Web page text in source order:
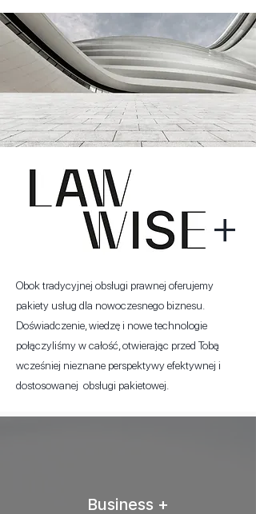
+
Obok tradycyjnej obsługi prawnej oferujemy
pakiety usług dla nowoczesnego biznesu.
Doświadczenie, wiedzę i nowe technologie
połączyliśmy w całość, otwierając przed Tobą
wcześniej nieznane perspektywy efektywnej i
dostosowanej obsługi pakietowej.
Business +